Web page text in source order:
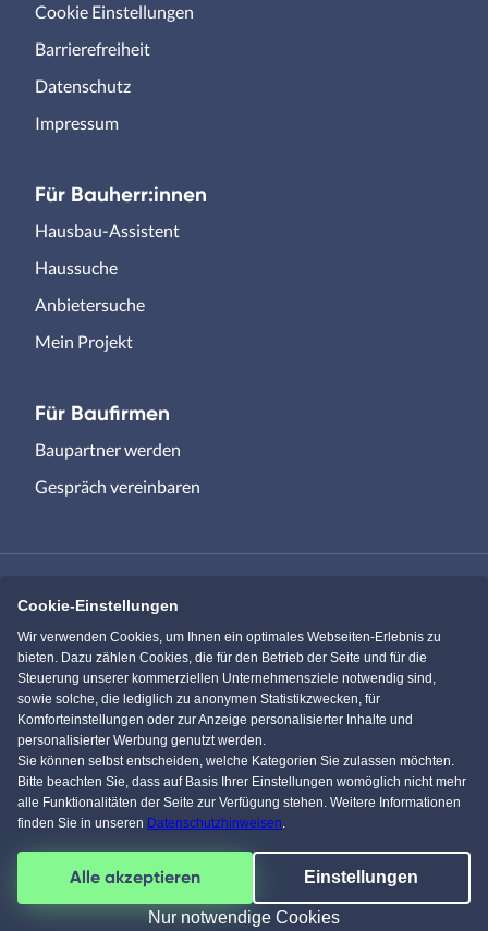
Cookie Einstellungen
Barrierefreiheit
Datenschutz
Impressum
Für Bauherr:innen
Hausbau-Assistent
Haussuche
Anbietersuche
Mein Projekt
Für Baufirmen
Baupartner werden
Gespräch vereinbaren
Immowelt.de Bauen.de
Massivhaus.de Bungalow.de
Einfamilienhaus.de
© 1996-2026 pw-Internet Solutions GmbH
4,5 von über61599Kunden
Facebook
Pinterest
Instagram
YouTube
Cookie-Einstellungen
Wir verwenden Cookies, um Ihnen ein optimales Webseiten-Erlebnis zu
bieten. Dazu zählen Cookies, die für den Betrieb der Seite und für die
Steuerung unserer kommerziellen Unternehmensziele notwendig sind,
sowie solche, die lediglich zu anonymen Statistikzwecken, für
Komforteinstellungen oder zur Anzeige personalisierter Inhalte und
personalisierter Werbung genutzt werden.
Sie können selbst entscheiden, welche Kategorien Sie zulassen möchten.
Bitte beachten Sie, dass auf Basis Ihrer Einstellungen womöglich nicht mehr
alle Funktionalitäten der Seite zur Verfügung stehen. Weitere Informationen
finden Sie in unseren Datenschutzhinweisen.
Alle akzeptieren Einstellungen
Nur notwendige Cookies